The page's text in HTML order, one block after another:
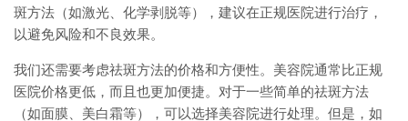
斑方法（如激光、化学剥脱等），建议在正规医院进行治疗，
以避免风险和不良效果。
我们还需要考虑祛斑方法的价格和方便性。美容院通常比正规
医院价格更低，而且也更加便捷。对于一些简单的祛斑方法
（如面膜、美白霜等），可以选择美容院进行处理。但是，如